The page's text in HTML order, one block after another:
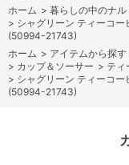
ホーム > 暮らしの中のナル
> シャグリーン ティーコ
(50994-21743)
ホーム > アイテムから探す
> カップ＆ソーサー > ティ
> シャグリーン ティーコ
(50994-21743)